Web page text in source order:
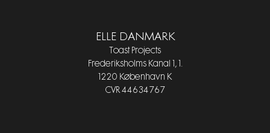
ELLE DANMARK
Toast Projects
Frederiksholms Kanal 1, 1.
1220 København K
CVR 44634767